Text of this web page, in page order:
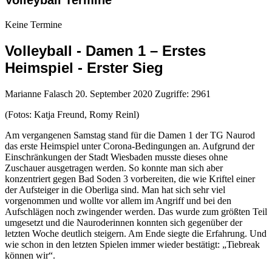
Keine Termine
Volleyball - Damen 1 – Erstes
Heimspiel - Erster Sieg
Marianne Falasch 20. September 2020 Zugriffe: 2961
(Fotos: Katja Freund, Romy Reinl)
Am vergangenen Samstag stand für die Damen 1 der TG Naurod
das erste Heimspiel unter Corona-Bedingungen an. Aufgrund der
Einschränkungen der Stadt Wiesbaden musste dieses ohne
Zuschauer ausgetragen werden. So konnte man sich aber
konzentriert gegen Bad Soden 3 vorbereiten, die wie Kriftel einer
der Aufsteiger in die Oberliga sind. Man hat sich sehr viel
vorgenommen und wollte vor allem im Angriff und bei den
Aufschlägen noch zwingender werden. Das wurde zum größten Teil
umgesetzt und die Nauroderinnen konnten sich gegenüber der
letzten Woche deutlich steigern. Am Ende siegte die Erfahrung. Und
wie schon in den letzten Spielen immer wieder bestätigt: „Tiebreak
können wir“.